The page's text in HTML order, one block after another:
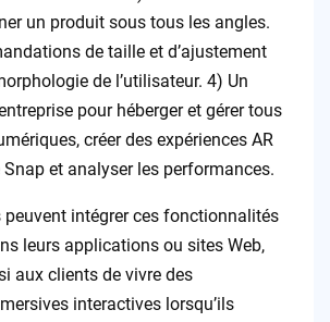
un produit sous tous les angles.
de taille et d’ajustement
de l’utilisateur. 4) Un
pour héberger et gérer tous
créer des expériences AR
Snap et analyser les performances.
peuvent intégrer ces fonctionnalités
leurs applications ou sites Web,
aux clients de vivre des
interactives lorsqu’ils